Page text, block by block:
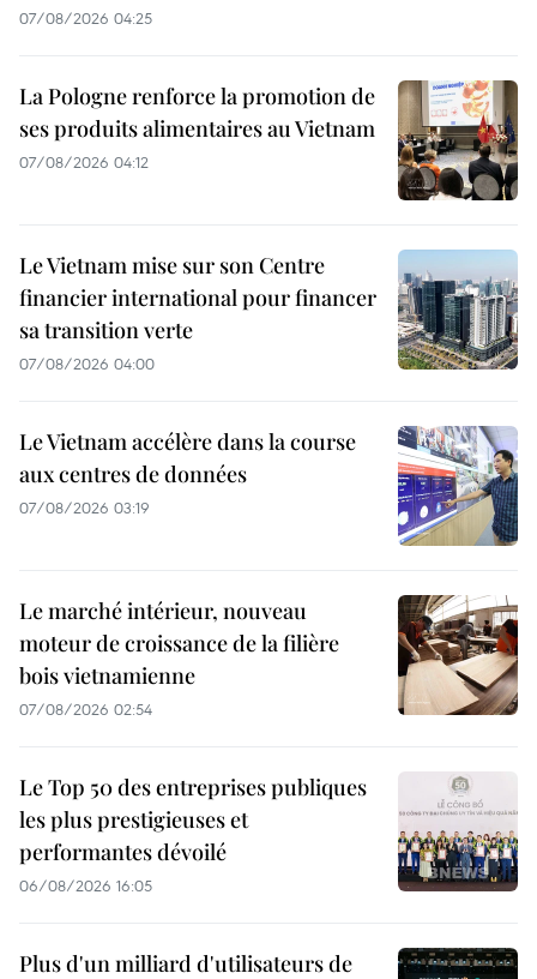
07/08/2026 04:25
La Pologne renforce la promotion de
ses produits alimentaires au Vietnam
07/08/2026 04:12
Le Vietnam mise sur son Centre
financier international pour financer
sa transition verte
07/08/2026 04:00
Le Vietnam accélère dans la course
aux centres de données
07/08/2026 03:19
Le marché intérieur, nouveau
moteur de croissance de la filière
bois vietnamienne
07/08/2026 02:54
Le Top 50 des entreprises publiques
les plus prestigieuses et
performantes dévoilé
06/08/2026 16:05
Plus d'un milliard d'utilisateurs de